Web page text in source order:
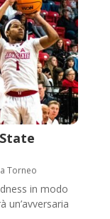
Torneo
in modo
un’avversaria